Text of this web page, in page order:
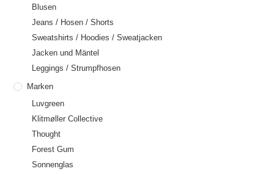
Blusen
Jeans / Hosen / Shorts
Sweatshirts / Hoodies / Sweatjacken
Jacken und Mäntel
Leggings / Strumpfhosen
Marken
Luvgreen
Klitmøller Collective
Thought
Forest Gum
Sonnenglas